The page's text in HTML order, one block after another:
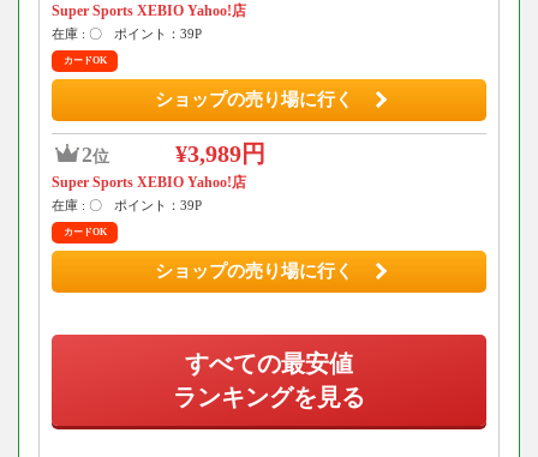
Super Sports XEBIO Yahoo!店
在庫 : 〇 ポイント：39P
カードOK
ショップの売り場に行く
2位 ¥3,989円
Super Sports XEBIO Yahoo!店
在庫 : 〇 ポイント：39P
カードOK
ショップの売り場に行く
すべての最安値
ランキングを見る